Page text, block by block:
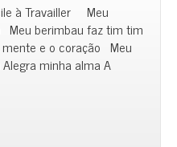
à Travailler Meu
berimbau faz tim tim
mente e o coração Meu
minha alma A